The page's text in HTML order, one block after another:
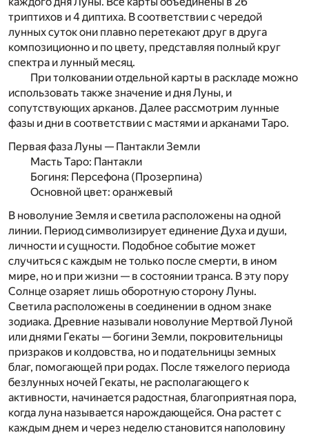
триптихов и 4 диптиха. В соответствии с чередой
лунных суток они плавно перетекают друг в друга
композиционно и по цвету, представляя полный круг
спектра и лунный месяц.
При толковании отдельной карты в раскладе можно
использовать также значение и дня Луны, и
сопутствующих арканов. Далее рассмотрим лунные
фазы и дни в соответствии с мастями и арканами Таро.
Первая фаза Луны — Пантакли Земли
Масть Таро: Пантакли
Богиня: Персефона (Прозерпина)
Основной цвет: оранжевый
В новолуние Земля и светила расположены на одной
линии. Период символизирует единение Духа и души,
личности и сущности. Подобное событие может
случиться с каждым не только после смерти, в ином
мире, но и при жизни — в состоянии транса. В эту пору
Солнце озаряет лишь оборотную сторону Луны.
Светила расположены в соединении в одном знаке
зодиака. Древние называли новолуние Мертвой Луной
или днями Гекаты — богини Земли, покровительницы
призраков и колдовства, но и подательницы земных
благ, помогающей при родах. После тяжелого периода
безлунных ночей Гекаты, не располагающего к
активности, начинается радостная, благоприятная пора,
когда луна называется нарождающейся. Она растет с
каждым днем и через неделю становится наполовину